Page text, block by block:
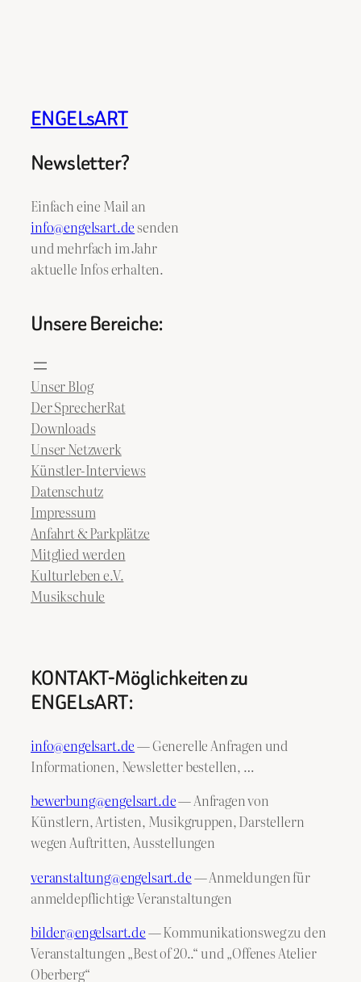
ENGELsART
Newsletter?
Einfach eine Mail an
info@engelsart.desenden
und mehrfach im Jahr
aktuelle Infos erhalten.
Unsere Bereiche:
Unser Blog
Der SprecherRat
Downloads
Unser Netzwerk
Künstler-Interviews
Datenschutz
Impressum
Anfahrt & Parkplätze
Mitglied werden
Kulturleben e.V.
Musikschule
KONTAKT-Möglichkeiten zu
ENGELsART:
info@engelsart.de— Generelle Anfragen und
Informationen, Newsletter bestellen, …
bewerbung@engelsart.de— Anfragen von
Künstlern, Artisten, Musikgruppen, Darstellern
wegen Auftritten, Ausstellungen
veranstaltung@engelsart.de— Anmeldungen für
anmeldepflichtige Veranstaltungen
bilder@engelsart.de— Kommunikationsweg zu den
Veranstaltungen „Best of 20..“ und „Offenes Atelier
Oberberg“